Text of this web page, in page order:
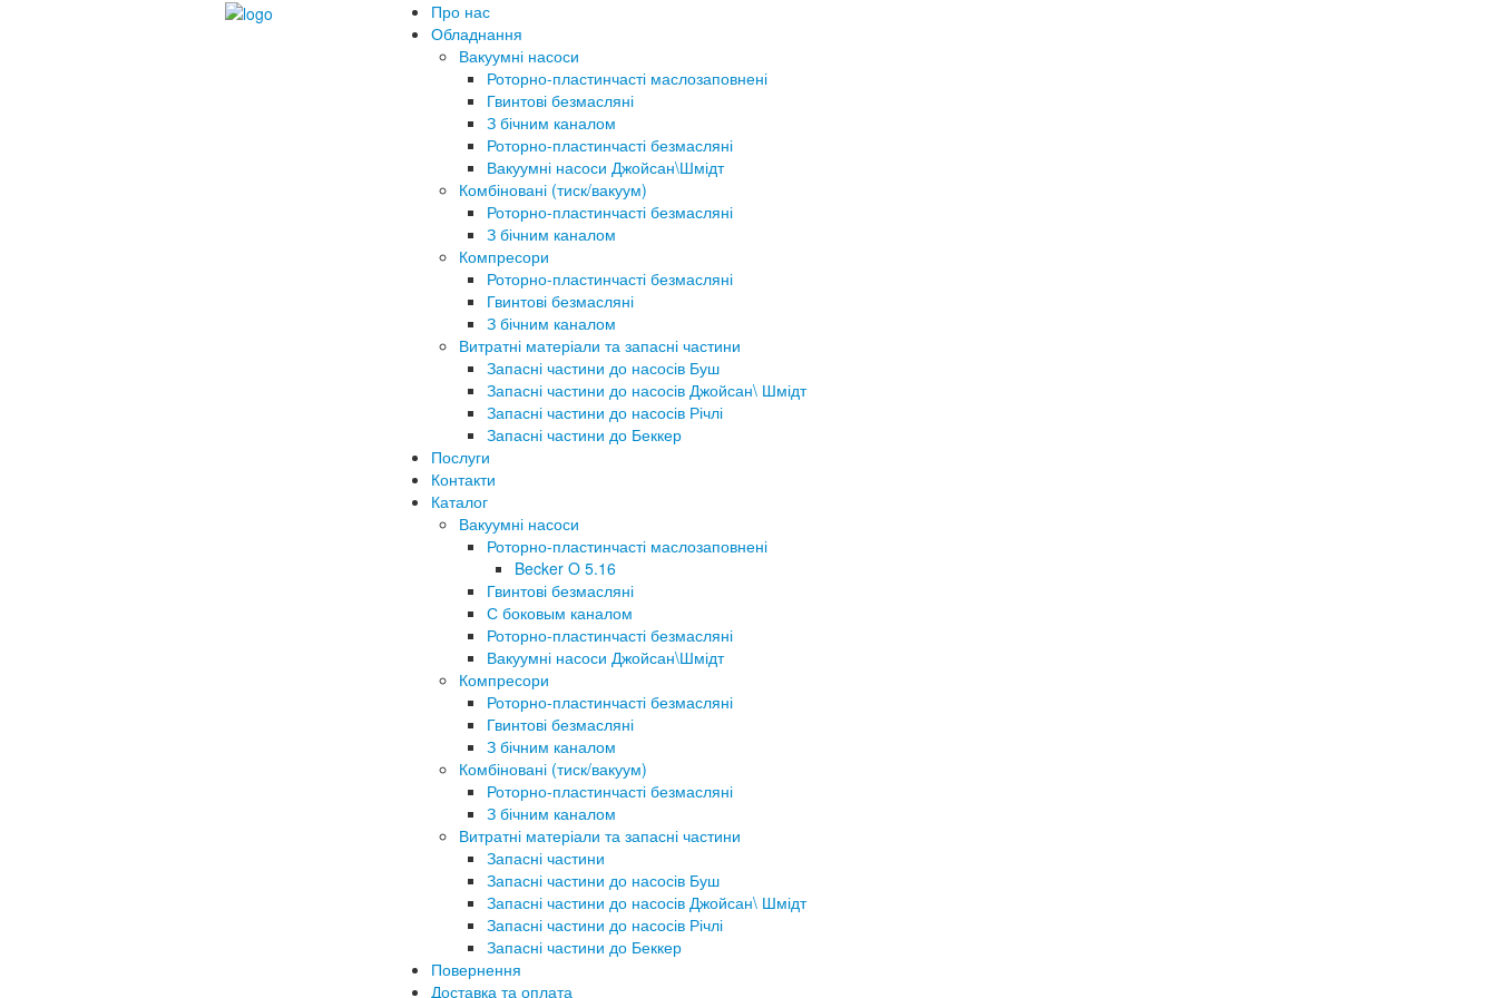
Про нас
Обладнання
Вакуумні насоси
Роторно-пластинчасті маслозаповнені
Гвинтові безмасляні
З бічним каналом
Роторно-пластинчасті безмасляні
Вакуумні насоси Джойсан\Шмідт
Комбіновані (тиск/вакуум)
Роторно-пластинчасті безмасляні
З бічним каналом
Компресори
Роторно-пластинчасті безмасляні
Гвинтові безмасляні
З бічним каналом
Витратні матеріали та запасні частини
Запасні частини до насосів Буш
Запасні частини до насосів Джойсан\ Шмідт
Запасні частини до насосів Річлі
Запасні частини до Беккер
Послуги
Контакти
Каталог
Вакуумні насоси
Роторно-пластинчасті маслозаповнені
Becker O 5.16
Гвинтові безмасляні
С боковым каналом
Роторно-пластинчасті безмасляні
Вакуумні насоси Джойсан\Шмідт
Компресори
Роторно-пластинчасті безмасляні
Гвинтові безмасляні
З бічним каналом
Комбіновані (тиск/вакуум)
Роторно-пластинчасті безмасляні
З бічним каналом
Витратні матеріали та запасні частини
Запасні частини
Запасні частини до насосів Буш
Запасні частини до насосів Джойсан\ Шмідт
Запасні частини до насосів Річлі
Запасні частини до Беккер
Повернення
Доставка та оплата